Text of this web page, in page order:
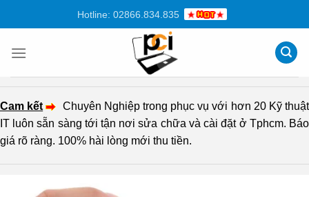
dung
Hotline: 02866.834.835
Cam kết
Chuyên Nghiệp trong phục vụ với hơn 20 Kỹ thuật
IT luôn sẵn sàng tới tận nơi sửa chữa và cài đặt ở Tphcm. Báo
giá rõ ràng. 100% hài lòng mới thu tiền.